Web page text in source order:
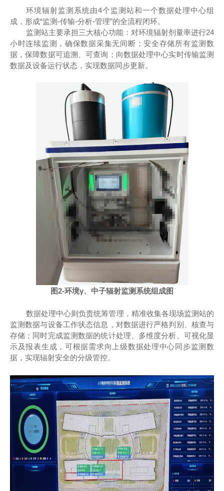
环境辐射监测系统由4个监测站和一个数据处理中心组
成，形成“监测-传输-分析-管理”的全流程闭环。
监测站主要承担三大核心功能：对环境辐射剂量率进行24
小时连续监测，确保数据采集无间断；安全存储所有监测数
据，保障数据可追溯、可查询；向数据处理中心实时传输监测
数据及设备运行状态，实现数据同步更新。
图2-环境γ、中子辐射监测系统组成图
数据处理中心则负责统筹管理，精准收集各现场监测站的
监测数据与设备工作状态信息，对数据进行严格判别、核查与
存储；同时完成监测数据的统计处理、多维度分析、可视化显
示及报表生成，可根据需求向上级数据处理中心同步监测数
据，实现辐射安全的分级管控。